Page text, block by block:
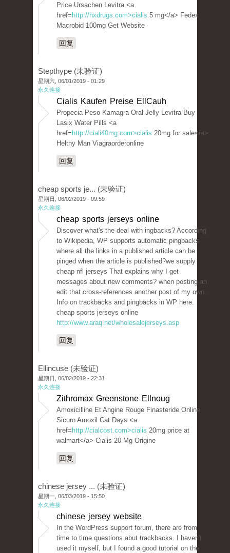
Price Ursachen Levitra <a
href= http://hxdrugs.com>cialis 5 mg</a> Fedex
Macrobid 100mg Get Website
回复
Stepthype (未验证)
星期六, 06/01/2019 - 01:29
永久连接
Cialis Kaufen Preise EllCauh
Propecia Peso Kamagra Oral Jelly Levitra Buy
Lasix Water Pills <a
href= http://ciali40mg.com>cialis 20mg for sale</a>
Helthy Man Viagraorderonline
回复
cheap sports je... (未验证)
星期日, 06/02/2019 - 09:59
永久连接
cheap sports jerseys online
Discover what's the deal with ingbacks? According
to Wikipedia, WP supports automatic pingbacks
where all the links in a published article can be
pinged when the article is published?we supply
cheap nfl jerseys That explains why I get
messages about new comments? when posting an
edit that cross-references another post of my own.
Info on trackbacks and pingbacks in WP here.
cheap sports jerseys online
http://www.araq.net/wholesalejerseys.asp
回复
Ellincuse (未验证)
星期日, 06/02/2019 - 22:31
永久连接
Zithromax Greenstone Ellnoug
Amoxicilline Et Angine Rouge Finasteride Online
Sicuro Amoxil Cat Days <a
href= http://cialcost.com>cialis 20mg price at
walmart</a> Cialis 20 Mg Origine
回复
chinese jersey ... (未验证)
星期一, 06/03/2019 - 15:50
永久连接
chinese jersey website
In the WordPress support forum, there are from
time to time questions abut trackbacks. I haven't
used it myself, but I found a good tutorial on the